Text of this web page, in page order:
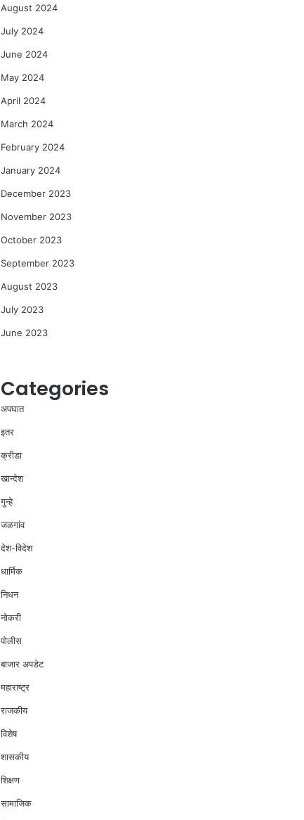
August 2024
July 2024
June 2024
May 2024
April 2024
March 2024
February 2024
January 2024
December 2023
November 2023
October 2023
September 2023
August 2023
July 2023
June 2023
Categories
अपघात
इतर
क्रीडा
खान्देश
गुन्हे
जळगांव
देश-विदेश
धार्मिक
निधन
नोकरी
पोलीस
बाजार अपडेट
महाराष्ट्र
राजकीय
विशेष
शासकीय
शिक्षण
सामाजिक